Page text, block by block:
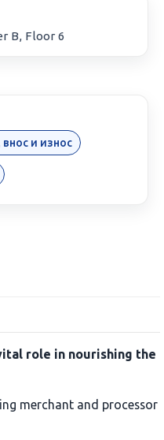
B, Floor 6
и износ
role in nourishing the
merchant and processor